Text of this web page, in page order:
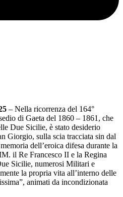
– Nella ricorrenza del 164°
di Gaeta del 1860 – 1861, che
Due Sicilie, è stato desiderio
Giorgio, sulla scia tracciata sin dal
dell’eroica difesa durante la
il Re Francesco II e la Regina
Sicilie, numerosi Militari e
la propria vita all’interno delle
animati da incondizionata